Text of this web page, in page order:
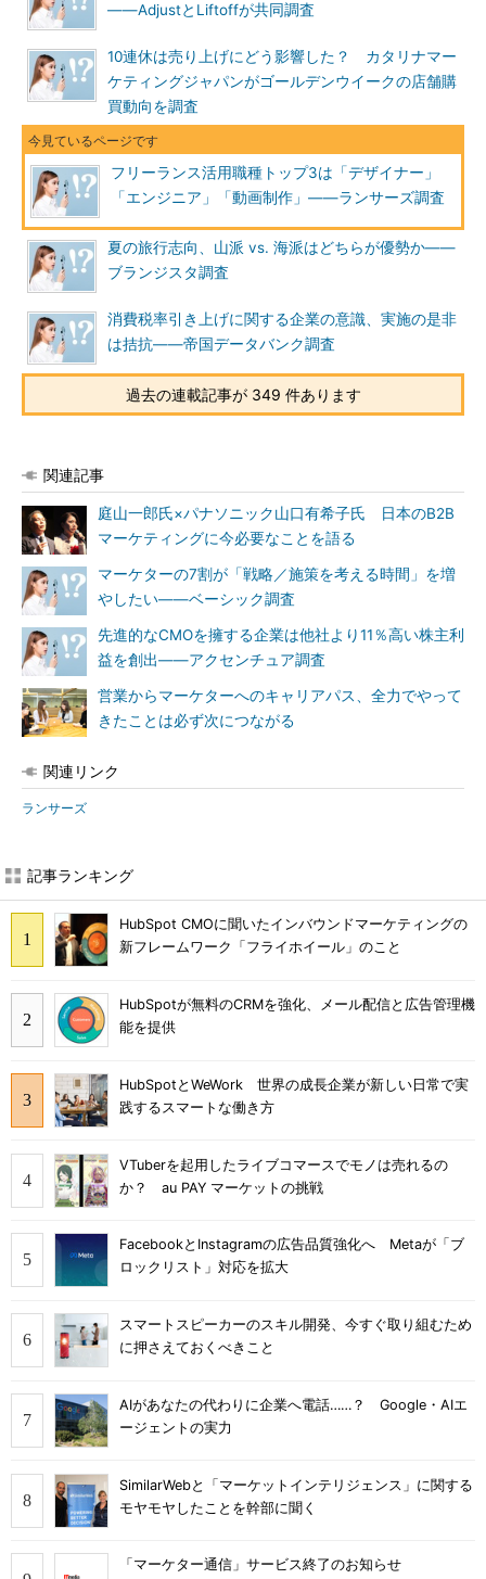
――AdjustとLiftoffが共同調査
10連休は売り上げにどう影響した？ カタリナマー
ケティングジャパンがゴールデンウイークの店舗購
買動向を調査
フリーランス活用職種トップ3は「デザイナー」
「エンジニア」「動画制作」――ランサーズ調査
夏の旅行志向、山派 vs. 海派はどちらが優勢か――
ブランジスタ調査
消費税率引き上げに関する企業の意識、実施の是非
は拮抗――帝国データバンク調査
過去の連載記事が 349 件あります
関連記事
庭山一郎氏×パナソニック山口有希子氏 日本のB2B
マーケティングに今必要なことを語る
マーケターの7割が「戦略／施策を考える時間」を増
やしたい――ベーシック調査
先進的なCMOを擁する企業は他社より11％高い株主利
益を創出――アクセンチュア調査
営業からマーケターへのキャリアパス、全力でやって
きたことは必ず次につながる
関連リンク
ランサーズ
記事ランキング
HubSpot CMOに聞いたインバウンドマーケティングの
新フレームワーク「フライホイール」のこと
HubSpotが無料のCRMを強化、メール配信と広告管理機
能を提供
HubSpotとWeWork 世界の成長企業が新しい日常で実
践するスマートな働き方
VTuberを起用したライブコマースでモノは売れるの
か？ au PAY マーケットの挑戦
FacebookとInstagramの広告品質強化へ Metaが「ブ
ロックリスト」対応を拡大
スマートスピーカーのスキル開発、今すぐ取り組むため
に押さえておくべきこと
AIがあなたの代わりに企業へ電話……？ Google・AIエ
ージェントの実力
SimilarWebと「マーケットインテリジェンス」に関する
モヤモヤしたことを幹部に聞く
「マーケター通信」サービス終了のお知らせ